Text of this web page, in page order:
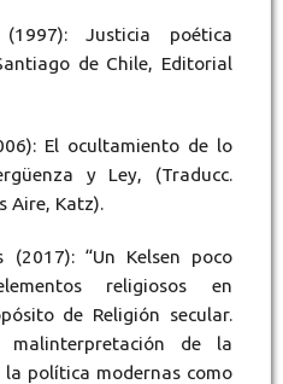
Justicia poética
de Chile, Editorial
El ocultamiento de lo
y Ley, (Traducc.
Aire, Katz).
(2017): “Un Kelsen poco
religiosos en
de Religión secular.
de la
política modernas como